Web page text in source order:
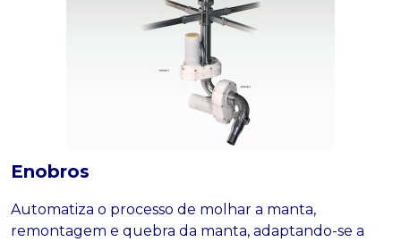
Enobros
Automatiza o processo de molhar a manta,
remontagem e quebra da manta, adaptando-se a